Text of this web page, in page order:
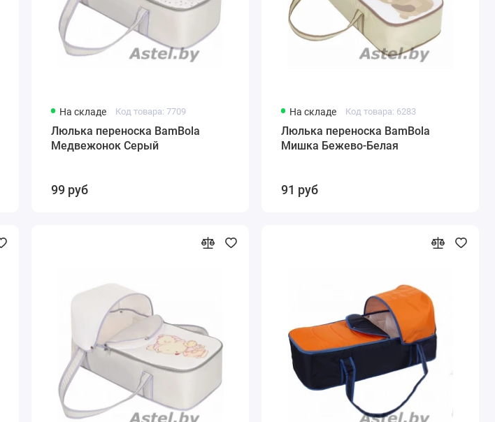
На складе Код товара: 7709
Люлька переноска BamBola
Медвежонок Серый
99 руб
На складе Код товара: 6283
Люлька переноска BamBola
Мишка Бежево-Белая
91 руб